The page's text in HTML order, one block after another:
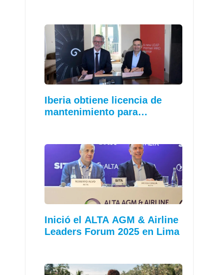
Iberia obtiene licencia de
mantenimiento para…
Inició el ALTA AGM & Airline
Leaders Forum 2025 en Lima